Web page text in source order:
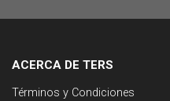
ACERCA DE TERS
Términos y Condiciones